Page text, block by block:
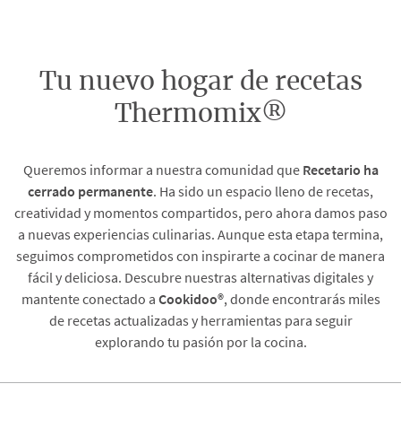
Tu nuevo hogar de recetas
Thermomix®
Queremos informar a nuestra comunidad que Recetario ha
cerrado permanente. Ha sido un espacio lleno de recetas,
creatividad y momentos compartidos, pero ahora damos paso
a nuevas experiencias culinarias. Aunque esta etapa termina,
seguimos comprometidos con inspirarte a cocinar de manera
fácil y deliciosa. Descubre nuestras alternativas digitales y
mantente conectado a Cookidoo®, donde encontrarás miles
de recetas actualizadas y herramientas para seguir
explorando tu pasión por la cocina.